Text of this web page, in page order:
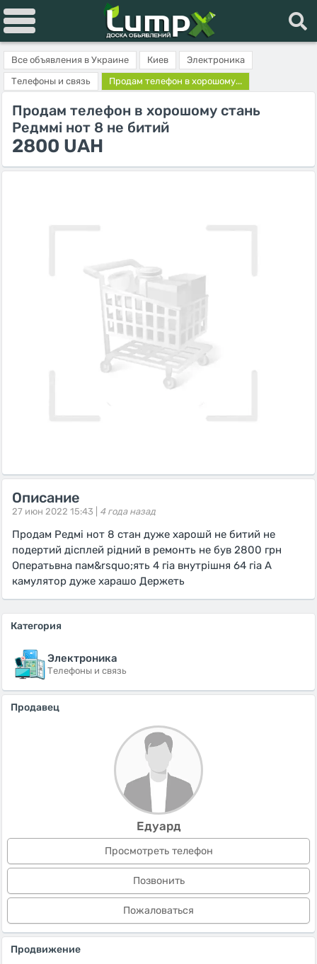
Все объявления в Украине Киев
Электроника
Телефоны и связь
Продам телефон в хорошому...
Продам телефон в хорошому стань
Редммі нот 8 не битий
2800 UAH
Описание
27 июн 2022 15:43 | 4 года назад
Продам Редмі нот 8 стан дуже харошй не битий не
подертий дісплей рідний в ремонть не був 2800 грн
Оператьвна пам&rsquo;ять 4 гіа внутрішня 64 гіа А
камулятор дуже харашо Держеть
Категория
Электроника
Телефоны и связь
Продавец
Едуард
Просмотреть телефон
Позвонить
Пожаловаться
Продвижение